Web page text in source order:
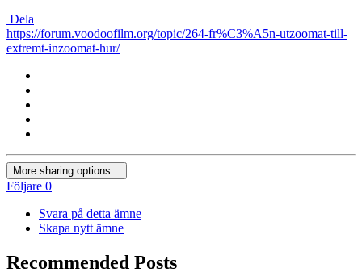
Dela
https://forum.voodoofilm.org/topic/264-fr%C3%A5n-utzoomat-till-
extremt-inzoomat-hur/
More sharing options...
Följare 0
Svara på detta ämne
Skapa nytt ämne
Recommended Posts